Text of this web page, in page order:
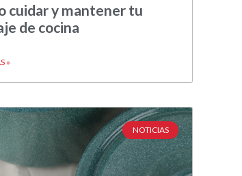
cuidar y mantener tu
de cocina
»
NOTICIAS